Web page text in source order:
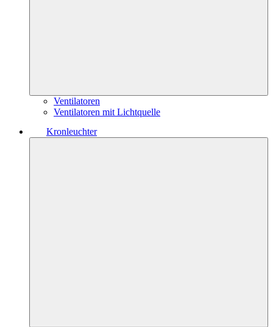
Ventilatoren
Ventilatoren mit Lichtquelle
Kronleuchter